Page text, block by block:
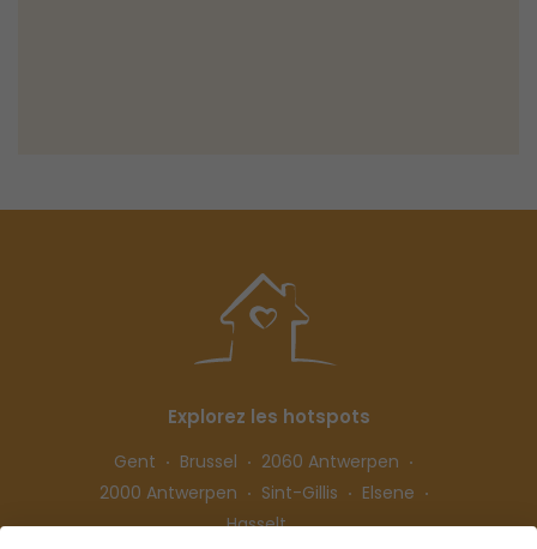
Explorez les hotspots
Gent Brussel
2060 Antwerpen
2000 Antwerpen
Sint-Gillis
Elsene
Hasselt